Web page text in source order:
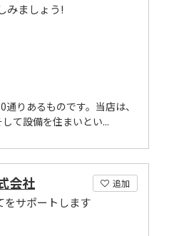
みましょう!
りあるものです。当店は、
て設備を住まいとい...
追加
会社
をサポートします